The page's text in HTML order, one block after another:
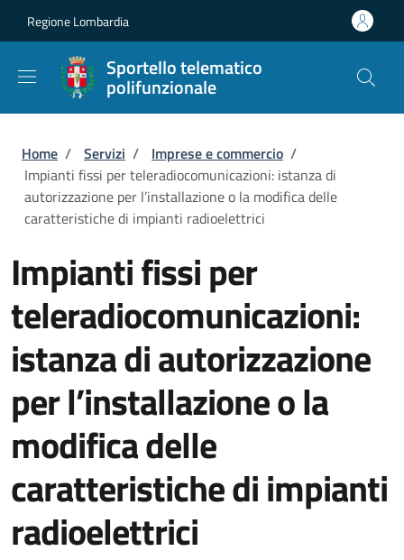
Regione Lombardia
Sportello telematico
polifunzionale
Briciole di pane
Home / Servizi / Imprese e commercio /
Impianti fissi per teleradiocomunicazioni: istanza di
autorizzazione per l’installazione o la modifica delle
caratteristiche di impianti radioelettrici
Impianti fissi per
teleradiocomunicazioni:
istanza di autorizzazione
per l’installazione o la
modifica delle
caratteristiche di impianti
radioelettrici